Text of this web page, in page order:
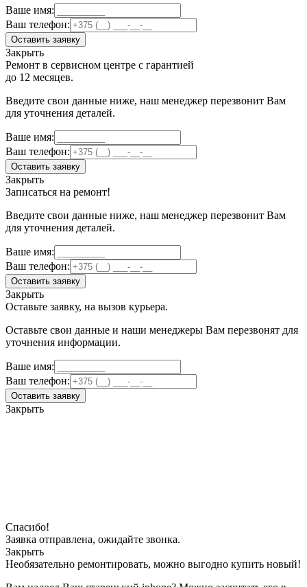
Ваше имя:
Ваш телефон:
Оставить заявку
Закрыть
Ремонт в сервисном центре с гарантией
до 12 месяцев.
Введите свои данные ниже, наш менеджер перезвонит Вам
для уточнения деталей.
Ваше имя:
Ваш телефон:
Оставить заявку
Закрыть
Записаться на ремонт!
Введите свои данные ниже, наш менеджер перезвонит Вам
для уточнения деталей.
Ваше имя:
Ваш телефон:
Оставить заявку
Закрыть
Оставьте заявку, на вызов курьера.
Оставьте свои данные и наши менеджеры Вам перезвонят для
уточнения информации.
Ваше имя:
Ваш телефон:
Оставить заявку
Закрыть
Спасибо!
Заявка отправлена, ожидайте звонка.
Закрыть
Необязательно ремонтировать, можно выгодно купить новый!